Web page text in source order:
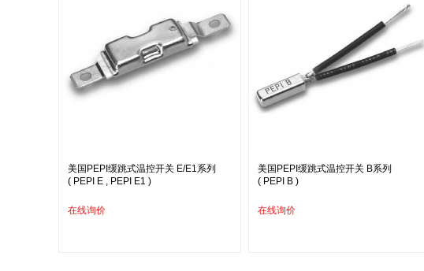
美国PEPI缓跳式温控开关 E/E1系列
( PEPI E , PEPI E1 )
在线询价
美国PEPI缓跳式温控开关 B系列
( PEPI B )
在线询价